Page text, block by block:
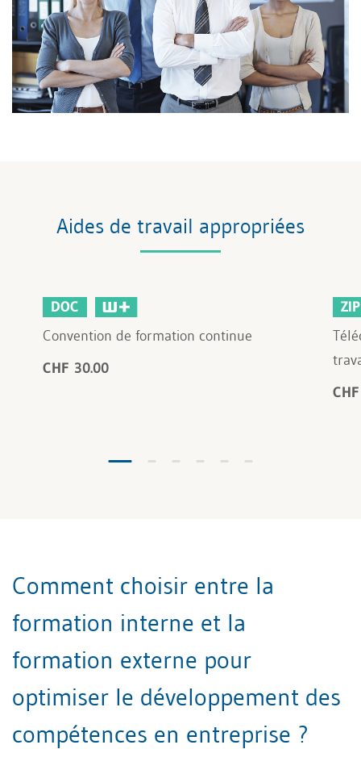
Aides de travail appropriées
DOC
Convention de formation continue
CHF 30.00
ZIP
Comment choisir entre la
formation interne et la
formation externe pour
optimiser le développement des
compétences en entreprise ?